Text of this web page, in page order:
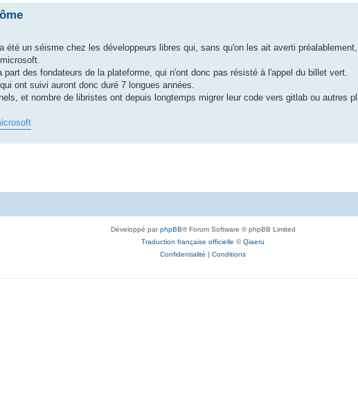
été un séisme chez les développeurs libres qui, sans qu'on les ait averti
des fondateurs de la plateforme, qui n'ont donc pas résisté à l'appel du billet vert.
ont suivi auront donc duré 7 longues années.
et nombre de libristes ont depuis longtemps migrer leur code vers gitlab ou autres
Développé parphpBB® Forum Software © phpBB Limited
Traduction française officielle ©Qiaeru
Confidentialité | Conditions